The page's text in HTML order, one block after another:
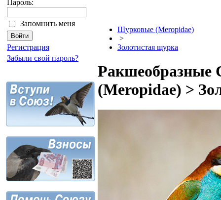
Пароль:
Запомнить меня
Регистрация
Забыли свой пароль?
Щурковые (Meropidae)
>
Золотистая щурка
Ракшеобразные
(Meropidae) >